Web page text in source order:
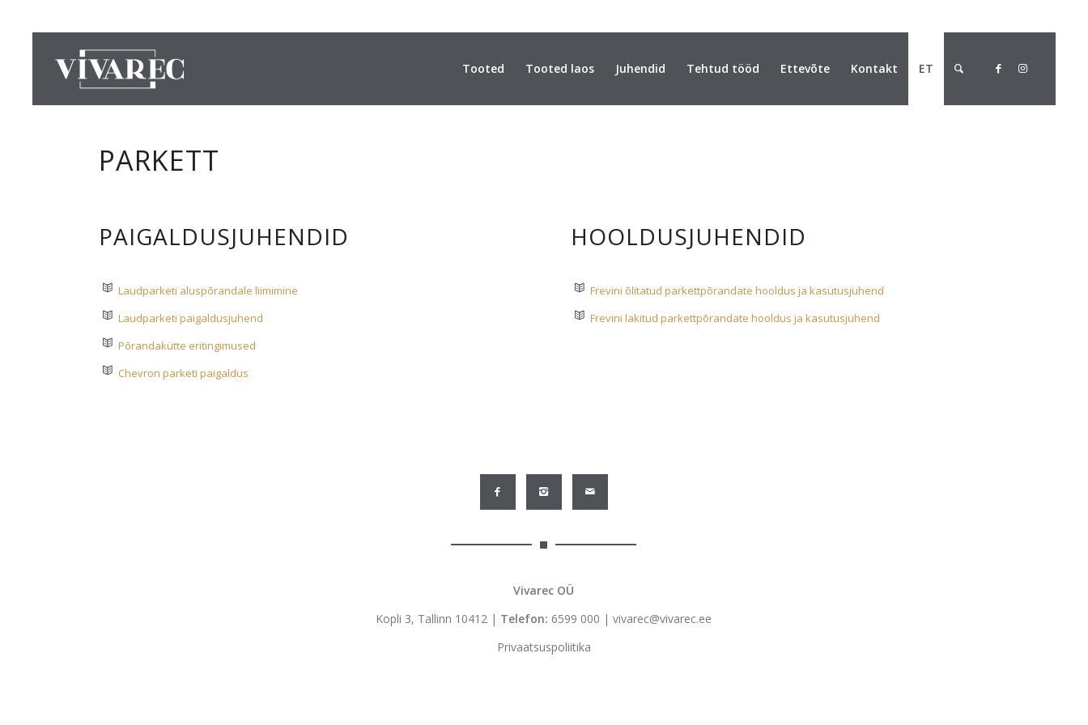
Tooted Tooted laos Juhendid Tehtud tööd Ettevõte Kontakt ET
PARKETT
PAIGALDUSJUHENDID
Laudparketi aluspõrandale liimimine
Laudparketi paigaldusjuhend
Põrandakütte eritingimused
Chevron parketi paigaldus
HOOLDUSJUHENDID
Frevini õlitatud parkettpõrandate hooldus ja kasutusjuhend
Frevini lakitud parkettpõrandate hooldus ja kasutusjuhend
Vivarec OÜ
Kopli 3, Tallinn 10412 | Telefon: 6599 000 |vivarec@vivarec.ee
Privaatsuspoliitika